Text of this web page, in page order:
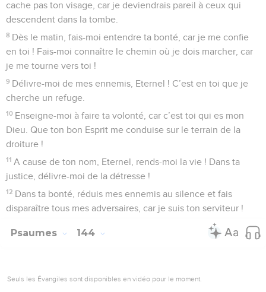
cache pas ton visage, car je deviendrais pareil à ceux qui
descendent dans la tombe.
8 Dès le matin, fais-moi entendre ta bonté, car je me confie
en toi ! Fais-moi connaître le chemin où je dois marcher, car
je me tourne vers toi !
9 Délivre-moi de mes ennemis, Eternel ! C’est en toi que je
cherche un refuge.
10 Enseigne-moi à faire ta volonté, car c’est toi qui es mon
Dieu. Que ton bon Esprit me conduise sur le terrain de la
droiture !
11 A cause de ton nom, Eternel, rends-moi la vie ! Dans ta
justice, délivre-moi de la détresse !
12 Dans ta bonté, réduis mes ennemis au silence et fais
disparaître tous mes adversaires, car je suis ton serviteur !
Psaumes 144
Seuls les Évangiles sont disponibles en vidéo pour le moment.